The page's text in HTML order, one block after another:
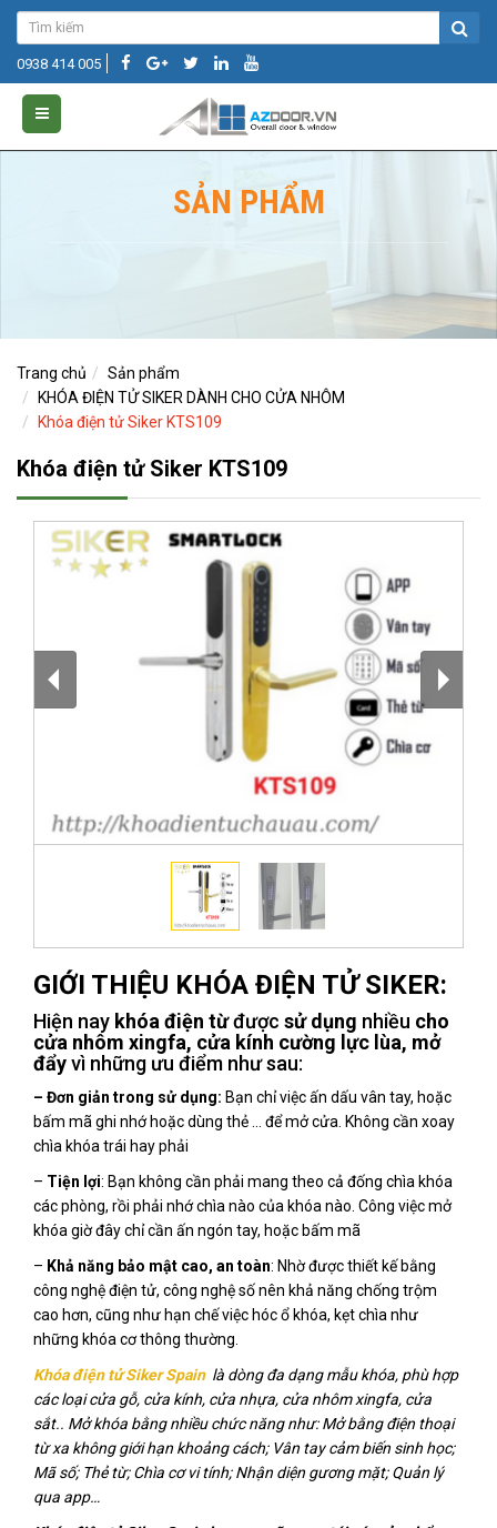
0938 414 005
SẢN PHẨM
Trang chủ
Sản phẩm
KHÓA ĐIỆN TỬ SIKER DÀNH CHO CỬA NHÔM
Khóa điện tử Siker KTS109
Khóa điện tử Siker KTS109
GIỚI THIỆU KHÓA ĐIỆN TỬ SIKER:
Hiện nay khóa điện từđược sử dụng nhiều cho
cửa nhôm xingfa, cửa kính cường lực lùa, mở
đẩyvì những ưu điểm như sau:
– Đơn giản trong sử dụng: Bạn chỉ việc ấn dấu vân tay, hoặc
bấm mã ghi nhớ hoặc dùng thẻ … để mở cửa. Không cần xoay
chìa khóa trái hay phải
– Tiện lợi: Bạn không cần phải mang theo cả đống chìa khóa
các phòng, rồi phải nhớ chìa nào của khóa nào. Công việc mở
khóa giờ đây chỉ cần ấn ngón tay, hoặc bấm mã
– Khả năng bảo mật cao, an toàn: Nhờ được thiết kế bằng
công nghệ điện tử, công nghệ số nên khả năng chống trộm
cao hơn, cũng như hạn chế việc hóc ổ khóa, kẹt chìa như
những khóa cơ thông thường.
Khóa điện tử Siker Spainlà dòng đa dạng mẫu khóa, phù hợp
các loại cửa gỗ, cửa kính, cửa nhựa, cửa nhôm xingfa, cửa
sắt.. Mở khóa bằng nhiều chức năng như: Mở bằng điện thoại
từ xa không giới hạn khoảng cách; Vân tay cảm biến sinh học;
Mã số; Thẻ từ; Chìa cơ vi tính; Nhận diện gương mặt; Quản lý
qua app…